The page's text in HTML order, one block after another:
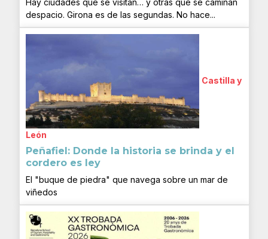
Hay ciudades que se visitan… y otras que se caminan
despacio. Girona es de las segundas. No hace...
Castilla y
León
Peñafiel: Donde la historia se brinda y el
cordero es ley
El "buque de piedra" que navega sobre un mar de
viñedos